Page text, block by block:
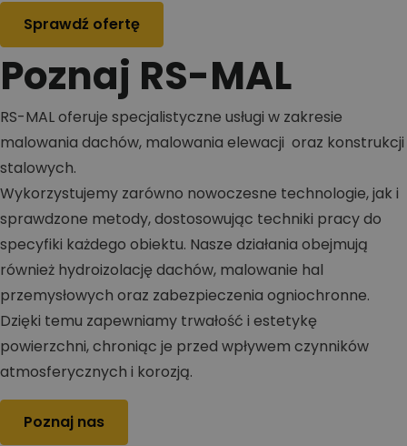
Sprawdź ofertę
Poznaj RS-MAL
RS-MAL oferuje specjalistyczne usługi w zakresie
malowania dachów, malowania elewacji oraz konstrukcji
stalowych.
Wykorzystujemy zarówno nowoczesne technologie, jak i
sprawdzone metody, dostosowując techniki pracy do
specyfiki każdego obiektu. Nasze działania obejmują
również hydroizolację dachów, malowanie hal
przemysłowych oraz zabezpieczenia ogniochronne.
Dzięki temu zapewniamy trwałość i estetykę
powierzchni, chroniąc je przed wpływem czynników
atmosferycznych i korozją.
Poznaj nas